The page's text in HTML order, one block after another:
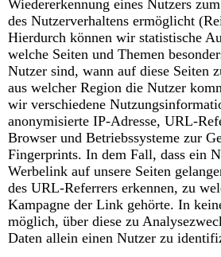
Wiedererkennung eines Nutzers
des Nutzerverhaltens ermöglicht
Hierdurch können wir statistische
welche Seiten und Themen
Nutzer sind, wann auf diese Seiten
aus welcher Region die Nutzer
wir verschiedene
anonymisierte IP-Adresse, URL-
Browser und Betriebssysteme zur
Fingerprints. In dem Fall, dass ein
Werbelink auf unsere Seiten
des URL-Referrers erkennen, zu
Kampagne der Link gehörte. In
möglich, über diese zu
Daten allein einen Nutzer zu